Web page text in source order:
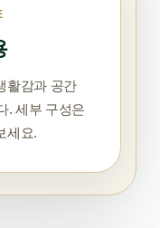
활감과 공간
. 세부 구성은
세요.